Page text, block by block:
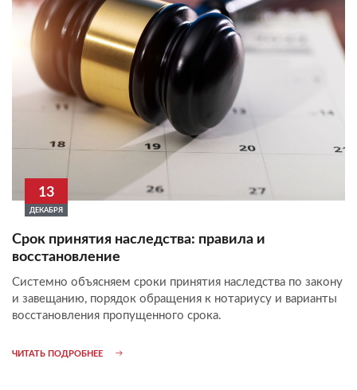
13
ДЕКАБРЯ
Срок принятия наследства: правила и
восстановление
Системно объясняем сроки принятия наследства по закону
и завещанию, порядок обращения к нотариусу и варианты
восстановления пропущенного срока.
ЧИТАТЬ ПОДРОБНЕЕ